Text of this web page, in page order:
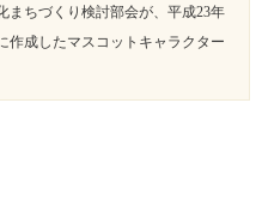
まちづくり検討部会が、平成23年
作成したマスコットキャラクター